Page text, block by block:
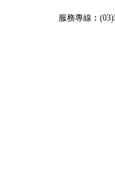
服務專線